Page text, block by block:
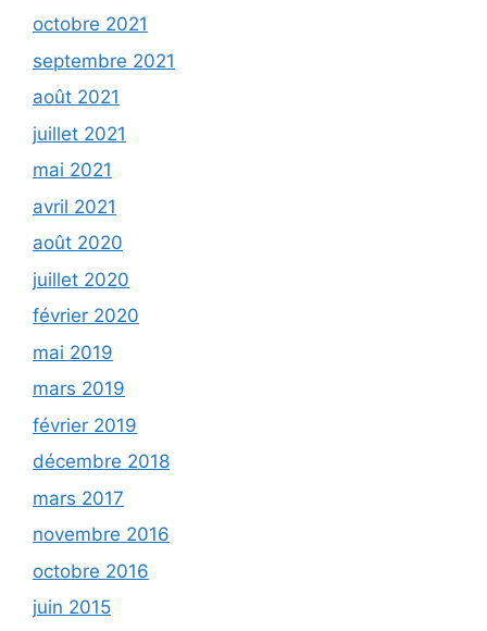
octobre 2021
septembre 2021
août 2021
juillet 2021
mai 2021
avril 2021
août 2020
juillet 2020
février 2020
mai 2019
mars 2019
février 2019
décembre 2018
mars 2017
novembre 2016
octobre 2016
juin 2015